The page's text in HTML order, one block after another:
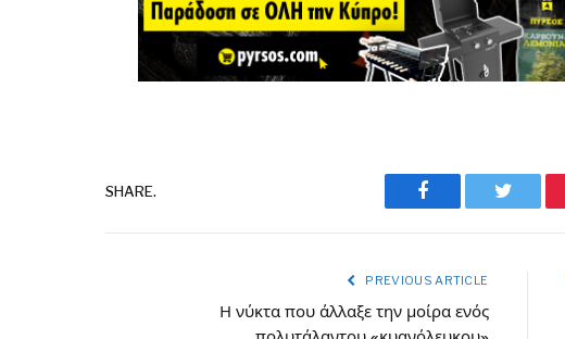
SHARE. Facebook Twitter
PREVIOUS ARTICLE
Η νύκτα που άλλαξε την μοίρα ενός